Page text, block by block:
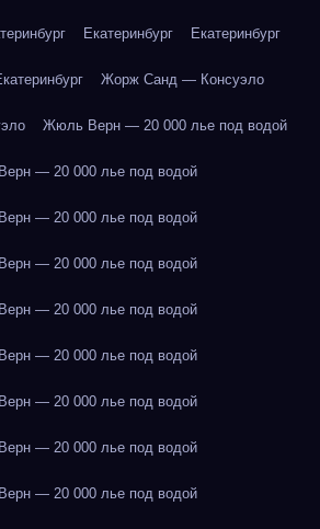
Екатеринбург Екатеринбург
Жорж Санд — Консуэло
Жюль Верн — 20 000 лье под водой
— 20 000 лье под водой
— 20 000 лье под водой
— 20 000 лье под водой
— 20 000 лье под водой
— 20 000 лье под водой
— 20 000 лье под водой
— 20 000 лье под водой
— 20 000 лье под водой